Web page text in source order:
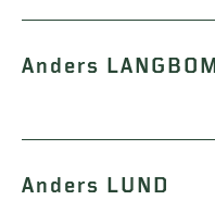
Anders LANGBOM
Anders LUND